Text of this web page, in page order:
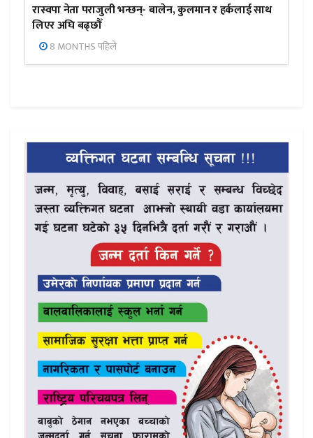
रास्वपा नेता पराजुली भन्छन्- बालेन, कुलमान र हर्कलाई साथ
लिएर अघि बढ्छौँ
8 MONTHS पहिले